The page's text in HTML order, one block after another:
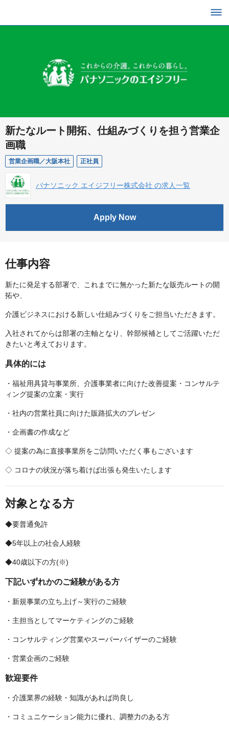
新たなルート開拓、仕組みづくりを担う営業企
画職
営業企画職／大阪本社 正社員
パナソニック エイジフリー株式会社 の求人一覧
Apply Now
仕事内容
新たに発足する部署で、これまでに無かった新たな販売ルートの開
拓や、
介護ビジネスにおける新しい仕組みづくりをご担当いただきます。
入社されてからは部署の主軸となり、幹部候補としてご活躍いただ
きたいと考えております。
具体的には
・福祉用具貸与事業所、介護事業者に向けた改善提案・コンサルテ
ィング提案の立案・実行
・社内の営業社員に向けた販路拡大のプレゼン
・企画書の作成など
◇ 提案の為に直接事業所をご訪問いただく事もございます
◇ コロナの状況が落ち着けば出張も発生いたします
対象となる方
◆要普通免許
◆5年以上の社会人経験
◆40歳以下の⽅(※)
下記いずれかのご経験がある方
・新規事業の立ち上げ～実行のご経験
・主担当としてマーケティングのご経験
・コンサルティング営業やスーパーバイザーのご経験
・営業企画のご経験
歓迎要件
・介護業界の経験・知識があれば尚良し
・コミュニケーション能力に優れ、調整力のある方